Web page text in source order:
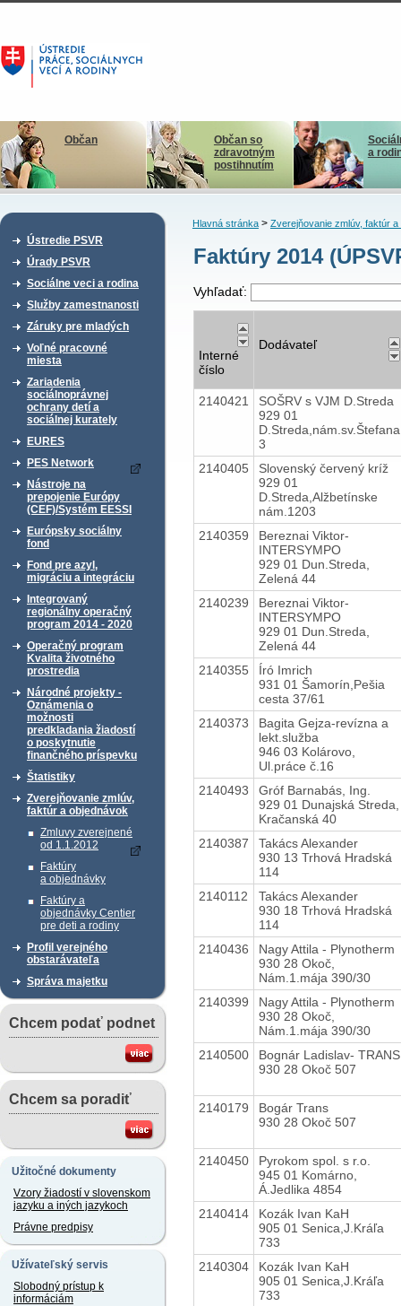
Občan
Občan so
zdravotným
postihnutím
a
Ústredie PSVR
Úrady PSVR
Sociálne veci a rodina
Služby zamestnanosti
Záruky pre mladých
Voľné pracovné
miesta
Zariadenia
sociálnoprávnej
ochrany detí a
sociálnej kurately
EURES
PES Network
Nástroje na
prepojenie Európy
(CEF)/Systém EESSI
Európsky sociálny
fond
Fond pre azyl,
migráciu a integráciu
Integrovaný
regionálny operačný
program 2014 - 2020
Operačný program
Kvalita životného
prostredia
Národné projekty -
Oznámenia o
možnosti
predkladania žiadostí
o poskytnutie
finančného príspevku
Štatistiky
Zverejňovanie zmlúv,
faktúr a objednávok
Zmluvy zverejnené
od 1.1.2012
Faktúry
a objednávky
Faktúry a
objednávky Centier
pre deti a rodiny
Profil verejného
obstarávateľa
Správa majetku
Chcem podať podnet
Chcem sa poradiť
Užitočné dokumenty
Vzory žiadostí v slovenskom
jazyku a iných jazykoch
Právne predpisy
Užívateľský servis
Slobodný prístup k
informáciám
Hlavná stránka> Zverejňovanie zmlúv, faktúr a
Faktúry 2014
Vyhľadať:
Interné
číslo
Dodávateľ
2140421
SOŠRV s VJM D.Streda
929 01
D.Streda,nám.sv.Štefana
3
2140405
Slovenský červený kríž
929 01
D.Streda,Alžbetínske
nám.1203
2140359
Bereznai Viktor-
INTERSYMPO
929 01 Dun.Streda,
Zelená 44
2140239
Bereznai Viktor-
INTERSYMPO
929 01 Dun.Streda,
Zelená 44
2140355
Író Imrich
931 01 Šamorín,Pešia
cesta 37/61
2140373
Bagita Gejza-revízna a
lekt.služba
946 03 Kolárovo,
Ul.práce č.16
2140493
Gróf Barnabás, Ing.
929 01 Dunajská Streda,
Kračanská 40
2140387
Takács Alexander
930 13 Trhová Hradská
114
2140112
Takács Alexander
930 18 Trhová Hradská
114
2140436
Nagy Attila - Plynotherm
930 28 Okoč,
Nám.1.mája 390/30
2140399
Nagy Attila - Plynotherm
930 28 Okoč,
Nám.1.mája 390/30
2140500
Bognár Ladislav- TRANS
930 28 Okoč 507
2140179
Bogár Trans
930 28 Okoč 507
2140450
Pyrokom spol. s r.o.
945 01 Komárno,
Á.Jedlika 4854
2140414
Kozák Ivan KaH
905 01 Senica,J.Kráľa
733
2140304
Kozák Ivan KaH
905 01 Senica,J.Kráľa
733